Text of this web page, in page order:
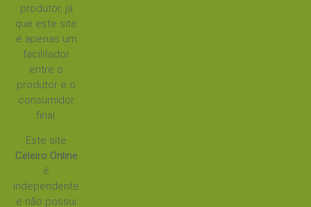
produtor, já
que este site
é apenas um
facilitador
entre o
produtor e o
consumidor
final.
Este site
Celeiro Online
é
independente
e não possui